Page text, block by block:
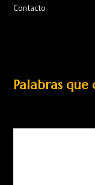
Contacto
Palabras